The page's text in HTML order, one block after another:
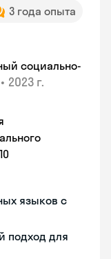
3 года опыта
социально-
• 2023 г.
языков с
подход для